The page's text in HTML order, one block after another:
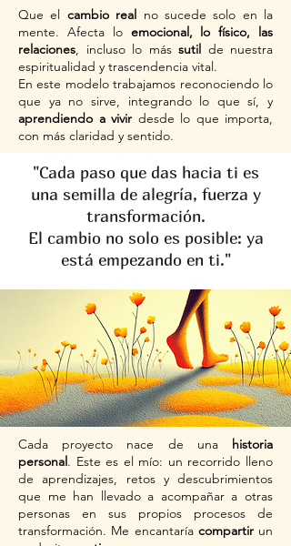
Que el cambio real no sucede solo en la
mente. Afecta lo emocional, lo físico, las
relaciones, incluso lo mássutil de nuestra
espiritualidad y trascendencia vital.
En este modelo trabajamos reconociendo lo
que ya no sirve, integrando lo que sí, y
aprendiendo a vivir desde lo que importa,
con más claridad y sentido.
"Cada paso que das hacia ti es
una semilla de alegría, fuerza y
transformación.
El cambio no solo es posible: ya
está empezando en ti."
Cada proyecto nace de una historia
personal. Este es el mío: un recorrido lleno
de aprendizajes, retos y descubrimientos
que me han llevado a acompañar a otras
personas en sus propios procesos de
transformación. Me encantaríacompartirun